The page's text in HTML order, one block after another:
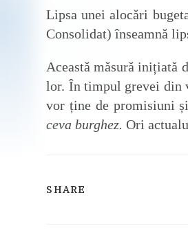
Lipsa unei alocări
Consolidat) înseamnă
Această măsură
lor. În timpul grevei din
vor ține de promisiuni
ceva burghez.Ori
SHARE